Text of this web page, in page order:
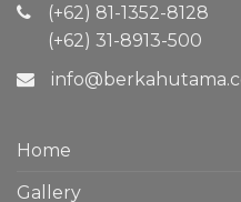
(+62) 81-1352-8128
(+62) 31-8913-500
Home
Gallery